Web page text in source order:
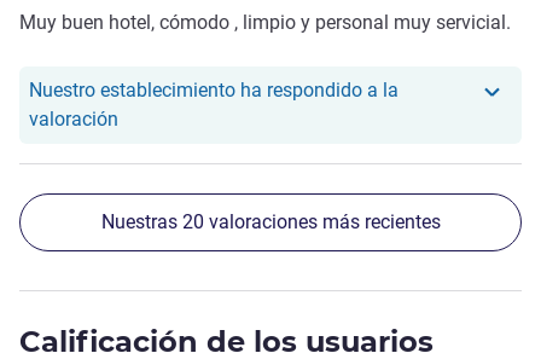
Muy buen hotel, cómodo , limpio y personal muy servicial.
Nuestro establecimiento ha respondido a la
valoración
Nuestras 20 valoraciones más recientes
Calificación de los usuarios